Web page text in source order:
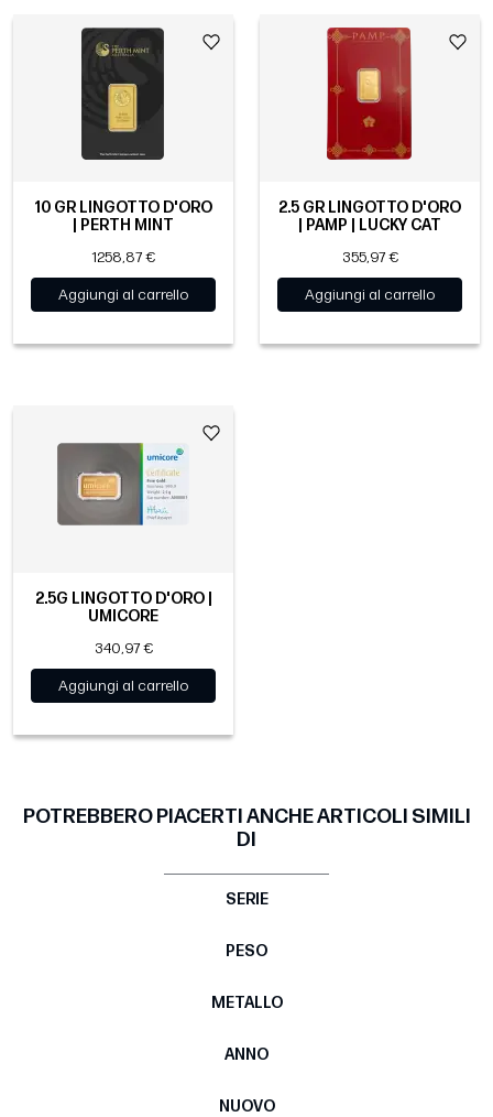
10 GR LINGOTTO D'ORO
| PERTH MINT
1258,87 €
Aggiungi al carrello
2.5 GR LINGOTTO D'ORO
| PAMP | LUCKY CAT
355,97 €
Aggiungi al carrello
2.5G LINGOTTO D'ORO |
UMICORE
340,97 €
Aggiungi al carrello
POTREBBERO PIACERTI ANCHE ARTICOLI SIMILI
DI
SERIE
PESO
METALLO
ANNO
NUOVO